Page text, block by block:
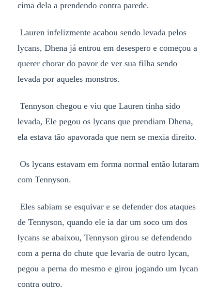
cima dela a prendendo contra parede.
Lauren infelizmente acabou sendo levada pelos
lycans, Dhena já entrou em desespero e começou a
querer chorar do pavor de ver sua filha sendo
levada por aqueles monstros.
Tennyson chegou e viu que Lauren tinha sido
levada, Ele pegou os lycans que prendiam Dhena,
ela estava tão apavorada que nem se mexia direito.
Os lycans estavam em forma normal então lutaram
com Tennyson.
Eles sabiam se esquivar e se defender dos ataques
de Tennyson, quando ele ia dar um soco um dos
lycans se abaixou, Tennyson girou se defendendo
com a perna do chute que levaria de outro lycan,
pegou a perna do mesmo e girou jogando um lycan
contra outro.